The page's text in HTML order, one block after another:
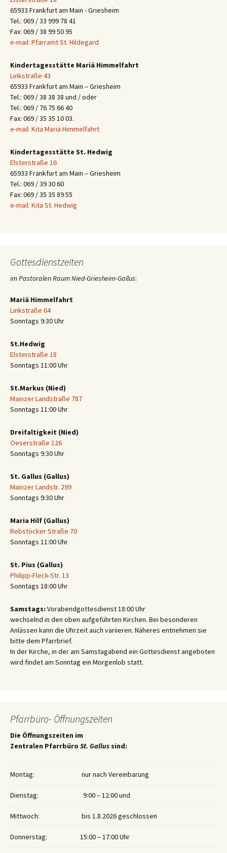
65933 Frankfurt am Main - Griesheim
Tel.: 069 / 33 999 78 41
Fax: 069 / 38 99 50 95
e-mail: Pfarramt St. Hildegard
Kindertagesstätte Mariä Himmelfahrt
Linkstraße 43
65933 Frankfurt am Main – Griesheim
Tel.: 069 / 38 38 38 und / oder
Tel.: 069 / 76 75 66 40
Fax: 069 / 35 35 10 03.
e-mail: Kita Mariä Himmelfahrt
Kindertagesstätte St. Hedwig
Elsterstraße 16
65933 Frankfurt am Main – Griesheim
Tel.: 069 / 39 30 60
Fax: 069 / 35 35 89 55
e-mail: Kita St. Hedwig
Gottesdienstzeiten
im Pastoralen Raum Nied-Griesheim-Gallus:
Mariä Himmelfahrt
Linkstraße 64
Sonntags 9:30 Uhr
St.Hedwig
Elsterstraße 18
Sonntags 11:00 Uhr
St.Markus (Nied)
Mainzer Landstraße 787
Sonntags 11:00 Uhr
Dreifaltigkeit (Nied)
Oeserstraße 126
Sonntags 9:30 Uhr
St. Gallus (Gallus)
Mainzer Landstr. 299
Sonntags 9:30 Uhr
Maria Hilf (Gallus)
Rebstöcker Straße 70
Sonntags 11:00 Uhr
St. Pius (Gallus)
Philipp-Fleck-Str. 13
Sonntags 18:00 Uhr
Samstags: Vorabendgottesdienst 18:00 Uhr
wechselnd in den oben aufgeführten Kirchen. Bei besonderen
Anlässen kann die Uhrzeit auch variieren. Näheres entnehmen sie
bitte dem Pfarrbrief.
In der Kirche, in der am Samstagabend ein Gottesdienst angeboten
wird findet am Sonntag ein Morgenlob statt.
Pfarrbüro- Öffnungszeiten
Die Öffnungszeiten im
Zentralen Pfarrbüro St. Gallus sind:
Montag: nur nach Vereinbarung
Dienstag: 9:00 – 12:00 und
Mittwoch: bis 1.8.2026 geschlossen
Donnerstag: 15:00 – 17:00 Uhr